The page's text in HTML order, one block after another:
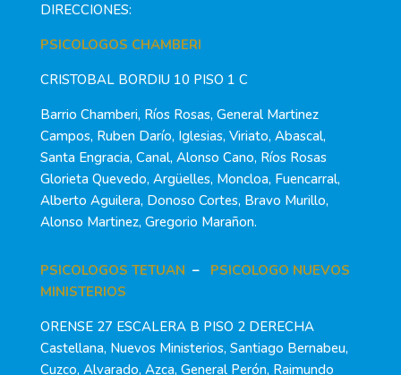
DIRECCIONES:
PSICOLOGOS CHAMBERI
CRISTOBAL BORDIU 10 PISO 1 C
Barrio Chamberi, Ríos Rosas, General Martinez
Campos, Ruben Darío, Iglesias, Viriato, Abascal,
Santa Engracia, Canal, Alonso Cano, Ríos Rosas
Glorieta Quevedo, Argüelles, Moncloa, Fuencarral,
Alberto Aguilera, Donoso Cortes, Bravo Murillo,
Alonso Martinez, Gregorio Marañon.
PSICOLOGOS TETUAN – PSICOLOGO NUEVOS
MINISTERIOS
ORENSE 27 ESCALERA B PISO 2 DERECHA
Castellana, Nuevos Ministerios, Santiago Bernabeu,
Cuzco, Alvarado, Azca, General Perón, Raimundo